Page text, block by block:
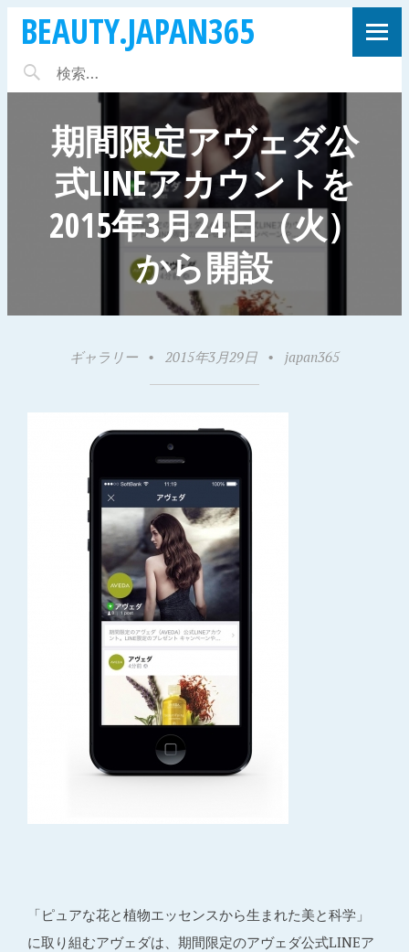
BEAUTY.JAPAN365
期間限定アヴェダ公
式LINEアカウントを
2015年3月24日（火）
から開設
ギャラリー • 2015年3月29日 • japan365
「ピュアな花と植物エッセンスから生まれた美と科学」
に取り組むアヴェダは、期間限定のアヴェダ公式LINEア